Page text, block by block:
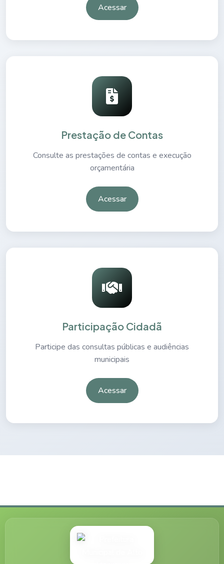
Acessar
Prestação de Contas
Consulte as prestações de contas e execução
orçamentária
Acessar
Participação Cidadã
Participe das consultas públicas e audiências
municipais
Acessar